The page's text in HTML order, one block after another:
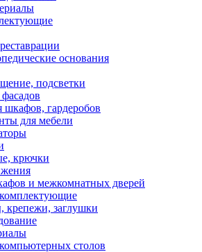
основания
подсветки
шкафов, гардеробов
для мебели
крючки
и межкомнатных дверей
крепежи, заглушки
столов